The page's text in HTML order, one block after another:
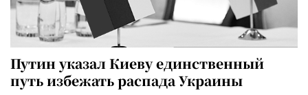
Путин указал Киеву единственный
путь избежать распада Украины